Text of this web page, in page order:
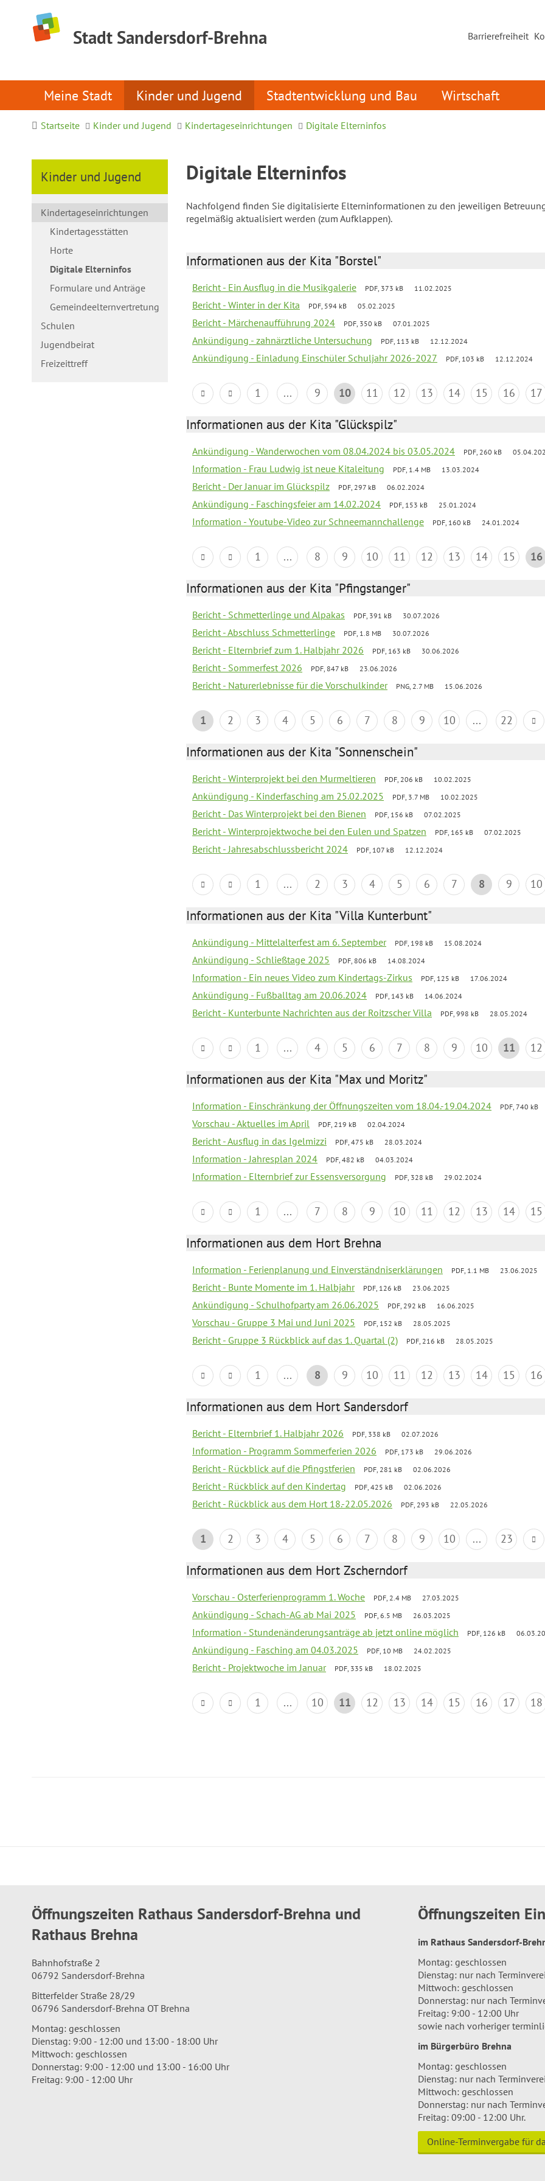
Stadt Sandersdorf-Brehna Barrierefreiheit
Meine Stadt Kinder und Jugend Stadtentwicklung und Bau Wirtschaft
Startseite Kinder und Jugend Kindertageseinrichtungen Digitale Elterninfos
Kinder und Jugend
Kindertageseinrichtungen
Kindertagesstätten
Horte
Digitale Elterninfos
Formulare und Anträge
Gemeindeelternvertretung
Schulen
Jugendbeirat
Freizeittreff
Digitale Elterninfos
Nachfolgend finden Sie digitalisierte Elterninformationen zu den jeweiligen
regelmäßig aktualisiert werden (zum Aufklappen).
Informationen aus der Kita "Borstel"
Bericht - Ein Ausflug in die Musikgalerie PDF, 373 kB 11.02.2025
Bericht - Winter in der Kita PDF, 594 kB 05.02.2025
Bericht - Märchenaufführung 2024 PDF, 350 kB 07.01.2025
Ankündigung - zahnärztliche Untersuchung PDF, 113 kB 12.12.2024
Ankündigung - Einladung Einschüler Schuljahr 2026-2027 PDF, 103 kB 12.12.2024
1 ... 9 10 11 12 13 14 15 16 17
Informationen aus der Kita "Glückspilz"
Ankündigung - Wanderwochen vom 08.04.2024 bis 03.05.2024 PDF, 260 kB
Information - Frau Ludwig ist neue Kitaleitung PDF, 1.4 MB 13.03.2024
Bericht - Der Januar im Glückspilz PDF, 297 kB 06.02.2024
Ankündigung - Faschingsfeier am 14.02.2024 PDF, 153 kB 25.01.2024
Information - Youtube-Video zur Schneemannchallenge PDF, 160 kB 24.01.2024
1 ... 8 9 10 11 12 13 14 15 16
Informationen aus der Kita "Pfingstanger"
Bericht - Schmetterlinge und Alpakas PDF, 391 kB 30.07.2026
Bericht - Abschluss Schmetterlinge PDF, 1.8 MB 30.07.2026
Bericht - Elternbrief zum 1. Halbjahr 2026 PDF, 163 kB 30.06.2026
Bericht - Sommerfest 2026 PDF, 847 kB 23.06.2026
Bericht - Naturerlebnisse für die Vorschulkinder PNG, 2.7 MB 15.06.2026
1 2 3 4 5 6 7 8 9 10 ... 22
Informationen aus der Kita "Sonnenschein"
Bericht - Winterprojekt bei den Murmeltieren PDF, 206 kB 10.02.2025
Ankündigung - Kinderfasching am 25.02.2025 PDF, 3.7 MB 10.02.2025
Bericht - Das Winterprojekt bei den Bienen PDF, 156 kB 07.02.2025
Bericht - Winterprojektwoche bei den Eulen und Spatzen PDF, 165 kB 07.02.2025
Bericht - Jahresabschlussbericht 2024 PDF, 107 kB 12.12.2024
1 ... 2 3 4 5 6 7 8 9 10
Informationen aus der Kita "Villa Kunterbunt"
Ankündigung - Mittelalterfest am 6. September PDF, 198 kB 15.08.2024
Ankündigung - Schließtage 2025 PDF, 806 kB 14.08.2024
Information - Ein neues Video zum Kindertags-Zirkus PDF, 125 kB 17.06.2024
Ankündigung - Fußballtag am 20.06.2024 PDF, 143 kB 14.06.2024
Bericht - Kunterbunte Nachrichten aus der Roitzscher Villa PDF, 998 kB 28.05.2024
1 ... 4 5 6 7 8 9 10 11 12
Informationen aus der Kita "Max und Moritz"
Information - Einschränkung der Öffnungszeiten vom 18.04.-19.04.2024 PDF, 740 kB
Vorschau - Aktuelles im April PDF, 219 kB 02.04.2024
Bericht - Ausflug in das Igelmizzi PDF, 475 kB 28.03.2024
Information - Jahresplan 2024 PDF, 482 kB 04.03.2024
Information - Elternbrief zur Essensversorgung PDF, 328 kB 29.02.2024
1 ... 7 8 9 10 11 12 13 14 15
Informationen aus dem Hort Brehna
Information - Ferienplanung und Einverständniserklärungen PDF, 1.1 MB 23.06.2025
Bericht - Bunte Momente im 1. Halbjahr PDF, 126 kB 23.06.2025
Ankündigung - Schulhofparty am 26.06.2025 PDF, 292 kB 16.06.2025
Vorschau - Gruppe 3 Mai und Juni 2025 PDF, 152 kB 28.05.2025
Bericht - Gruppe 3 Rückblick auf das 1. Quartal (2) PDF, 216 kB 28.05.2025
1 ... 8 9 10 11 12 13 14 15 16
Informationen aus dem Hort Sandersdorf
Bericht - Elternbrief 1. Halbjahr 2026 PDF, 338 kB 02.07.2026
Information - Programm Sommerferien 2026 PDF, 173 kB 29.06.2026
Bericht - Rückblick auf die Pfingstferien PDF, 281 kB 02.06.2026
Bericht - Rückblick auf den Kindertag PDF, 425 kB 02.06.2026
Bericht - Rückblick aus dem Hort 18.-22.05.2026 PDF, 293 kB 22.05.2026
1 2 3 4 5 6 7 8 9 10 ... 23
Informationen aus dem Hort Zscherndorf
Vorschau - Osterferienprogramm 1. Woche PDF, 2.4 MB 27.03.2025
Ankündigung - Schach-AG ab Mai 2025 PDF, 6.5 MB 26.03.2025
Information - Stundenänderungsanträge ab jetzt online möglich PDF, 126 kB
Ankündigung - Fasching am 04.03.2025 PDF, 10 MB 24.02.2025
Bericht - Projektwoche im Januar PDF, 335 kB 18.02.2025
1 ... 10 11 12 13 14 15 16 17 18
Öffnungszeiten Rathaus Sandersdorf-Brehna und
Rathaus Brehna
Bahnhofstraße 2
06792 Sandersdorf-Brehna
Bitterfelder Straße 28/29
06796 Sandersdorf-Brehna OT Brehna
Montag: geschlossen
Dienstag: 9:00 - 12:00 und 13:00 - 18:00 Uhr
Mittwoch: geschlossen
Donnerstag: 9:00 - 12:00 und 13:00 - 16:00 Uhr
Freitag: 9:00 - 12:00 Uhr
Öffnungszeiten
im Rathaus Sandersdorf-
Montag: geschlossen
Dienstag: nur nach
Mittwoch: geschlossen
Donnerstag: nur nach
Freitag: 9:00 - 12:00 Uhr
sowie nach vorheriger
im Bürgerbüro Brehna
Montag: geschlossen
Dienstag: nur nach
Mittwoch: geschlossen
Donnerstag: nur nach
Freitag: 09:00 - 12:00 Uhr.
Online-Terminvergabe für